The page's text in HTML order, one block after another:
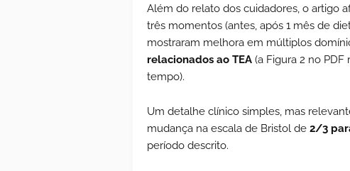
Além do relato dos cuidadores, o artigo
três momentos (antes, após 1 mês de
mostraram melhora em múltiplos
relacionados ao TEA (a Figura 2 no
tempo).
Um detalhe clínico simples, mas
mudança na escala de Bristol de 2/3
período descrito.